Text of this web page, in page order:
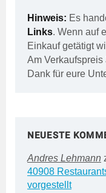
Hinweis: Es
Links. Wenn auf
Einkauf getätigt
Am
Dank für eure
NEUESTE
Andres Lehmann
40908
vorgestellt